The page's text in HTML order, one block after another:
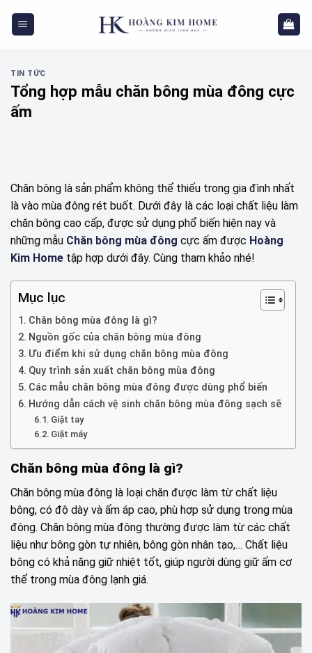
TIN TỨC
Tổng hợp mẫu chăn bông mùa đông cực
ấm
Chăn bông là sản phẩm không thể thiếu trong gia đình nhất
là vào mùa đông rét buốt. Dưới đây là các loại chất liệu làm
chăn bông cao cấp, được sử dụng phổ biến hiện nay và
những mẫu Chăn bông mùa đông cực ấm được Hoàng
Kim Home tập hợp dưới đây. Cùng tham khảo nhé!
Mục lục
Chăn bông mùa đông là gì?
Nguồn gốc của chăn bông mùa đông
Ưu điểm khi sử dụng chăn bông mùa đông
Quy trình sản xuất chăn bông mùa đông
Các mẫu chăn bông mùa đông được dùng phổ biến
Hướng dẫn cách vệ sinh chăn bông mùa đông sạch sẽ
Giặt tay
Giặt máy
Chăn bông mùa đông là gì?
Chăn bông mùa đông là loại chăn được làm từ chất liệu
bông, có độ dày và ấm áp cao, phù hợp sử dụng trong mùa
đông. Chăn bông mùa đông thường được làm từ các chất
liệu như bông gòn tự nhiên, bông gòn nhân tạo,… Chất liệu
bông có khả năng giữ nhiệt tốt, giúp người dùng giữ ấm cơ
thể trong mùa đông lạnh giá.